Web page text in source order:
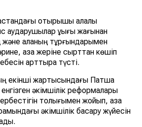
отырықшы қалалық
аударушылар құқығы жағынан
қаланың тұрғындарымен
қазақ жеріне сырттан көшіп
арттыра түсті.
екінші жартысындағы Патша
енгізген әкімшілік реформалары
толығымен жойып, қазақ
әкімшілік басқару жүйесін